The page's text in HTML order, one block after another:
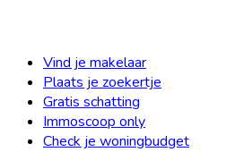
Vind je makelaar
Plaats je zoekertje
Gratis schatting
Immoscoop only
Check je woningbudget